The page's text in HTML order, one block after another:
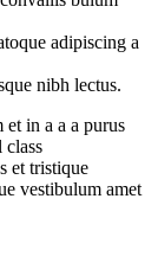
adipiscing a
nibh lectus.
et in a a a purus
class
et tristique
vestibulum amet